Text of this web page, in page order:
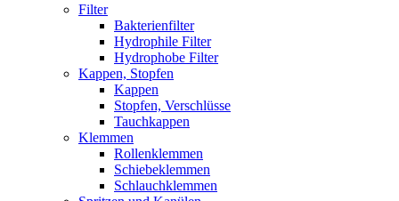
Filter
Bakterienfilter
Hydrophile Filter
Hydrophobe Filter
Kappen, Stopfen
Kappen
Stopfen, Verschlüsse
Tauchkappen
Klemmen
Rollenklemmen
Schiebeklemmen
Schlauchklemmen